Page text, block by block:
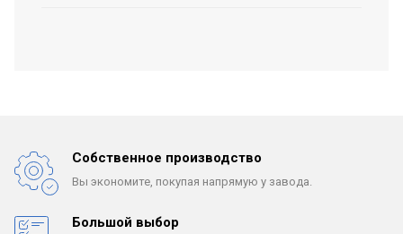
Собственное производство
Вы экономите, покупая напрямую у завода.
Большой выбор